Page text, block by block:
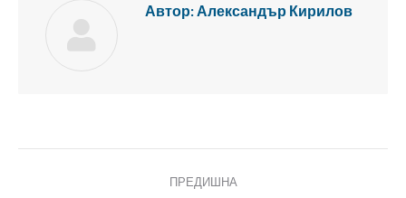
Автор:Александър Кирилов
ПРЕДИШНА